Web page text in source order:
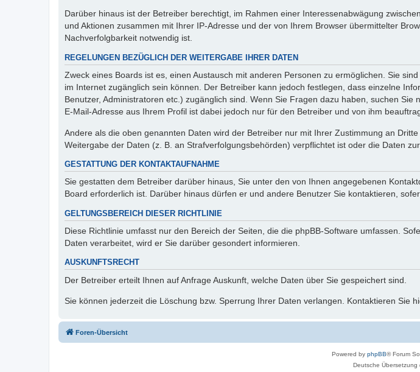
Darüber hinaus ist der Betreiber berechtigt, im Rahmen einer Interessenabwägung
und Aktionen zusammen mit Ihrer IP-Adresse und der von Ihrem Browser übermittelter
Nachverfolgbarkeit notwendig ist.
REGELUNGEN BEZÜGLICH DER WEITERGABE IHRER DATEN
Zweck eines Boards ist es, einen Austausch mit anderen Personen zu ermöglichen. Sie
im Internet zugänglich sein können. Der Betreiber kann jedoch festlegen, dass einzelne
Benutzer, Administratoren etc.) zugänglich sind. Wenn Sie Fragen dazu haben, suchen
E-Mail-Adresse aus Ihrem Profil ist dabei jedoch nur für den Betreiber und von ihm
Andere als die oben genannten Daten wird der Betreiber nur mit Ihrer Zustimmung an
Weitergabe der Daten (z. B. an Strafverfolgungsbehörden) verpflichtet ist oder die Daten
GESTATTUNG DER KONTAKTAUFNAHME
Sie gestatten dem Betreiber darüber hinaus, Sie unter den von Ihnen angegebenen
Board erforderlich ist. Darüber hinaus dürfen er und andere Benutzer Sie kontaktieren,
GELTUNGSBEREICH DIESER RICHTLINIE
Diese Richtlinie umfasst nur den Bereich der Seiten, die die phpBB-Software umfassen.
Daten verarbeitet, wird er Sie darüber gesondert informieren.
AUSKUNFTSRECHT
Der Betreiber erteilt Ihnen auf Anfrage Auskunft, welche Daten über Sie gespeichert sind.
Sie können jederzeit die Löschung bzw. Sperrung Ihrer Daten verlangen. Kontaktieren Sie
Foren-Übersicht
Powered by phpBB® Forum
Deutsche Übersetzung